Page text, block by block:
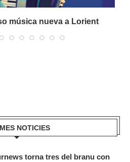
música nueva a Lorient
NOTICIES
torna tres del branu con